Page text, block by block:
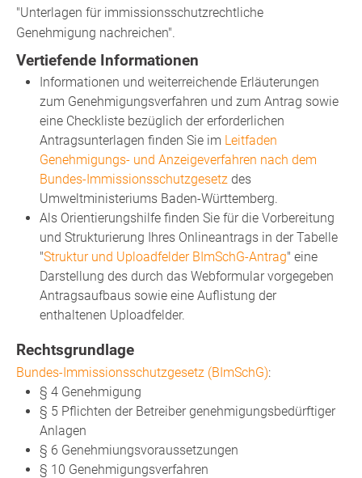
"Unterlagen für immissionsschutzrechtliche
Genehmigung nachreichen".
Vertiefende Informationen
Informationen und weiterreichende Erläuterungen
zum Genehmigungsverfahren und zum Antrag sowie
eine Checkliste bezüglich der erforderlichen
Antragsunterlagen finden Sie im Leitfaden
Genehmigungs- und Anzeigeverfahren nach dem
Bundes-Immissionsschutzgesetz des
Umweltministeriums Baden-Württemberg.
Als Orientierungshilfe finden Sie für die Vorbereitung
und Strukturierung Ihres Onlineantrags in der Tabelle
"Struktur und Uploadfelder BImSchG-Antrag" eine
Darstellung des durch das Webformular vorgegeben
Antragsaufbaus sowie eine Auflistung der
enthaltenen Uploadfelder.
Rechtsgrundlage
Bundes-Immissionsschutzgesetz (BImSchG):
§ 4 Genehmigung
§ 5 Pflichten der Betreiber genehmigungsbedürftiger
Anlagen
§ 6 Genehmiungsvoraussetzungen
§ 10 Genehmigungsverfahren